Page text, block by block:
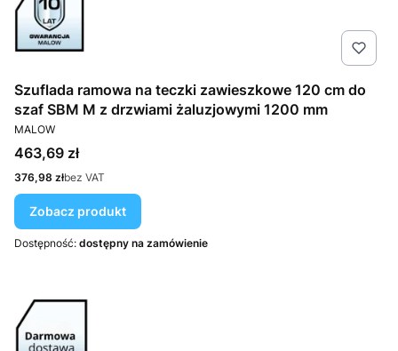
Szuflada ramowa na teczki zawieszkowe 120 cm do
szaf SBM M z drzwiami żaluzjowymi 1200 mm
PRODUCENT
MALOW
Cena
463,69 zł
Cena
376,98 złbez VAT
Zobacz produkt
Dostępność: dostępny na zamówienie